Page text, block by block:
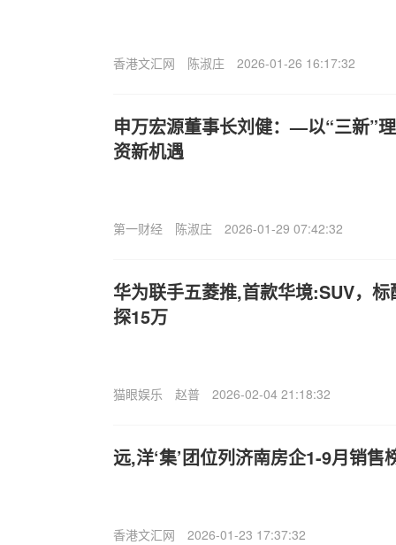
香港文汇网 陈淑庄 2026-01-26 16:17:32
申万宏源董事长刘健：—以“三新”
资新机遇
第一财经 陈淑庄 2026-01-29 07:42:32
华为联手五菱推,首款华境:SUV，
探15万
猫眼娱乐 赵普 2026-02-04 21:18:32
远,洋‘集’团位列济南房企1-9月销售
香港文汇网 2026-01-23 17:37:32